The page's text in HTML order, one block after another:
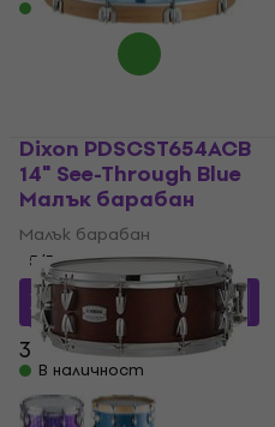
В наличност
Dixon PDSCST654ACB
14" See-Through Blue
Малък барабан
Малък барабан
5/5
325,39 €с кодMUZMUZ-
15
389 €
В наличност